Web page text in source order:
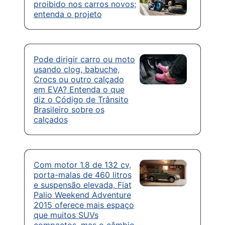
proibido nos carros novos;
entenda o projeto
Pode dirigir carro ou moto
usando clog, babuche,
Crocs ou outro calçado
em EVA? Entenda o que
diz o Código de Trânsito
Brasileiro sobre os
calçados
Com motor 1.8 de 132 cv,
porta-malas de 460 litros
e suspensão elevada, Fiat
Palio Weekend Adventure
2015 oferece mais espaço
que muitos SUVs